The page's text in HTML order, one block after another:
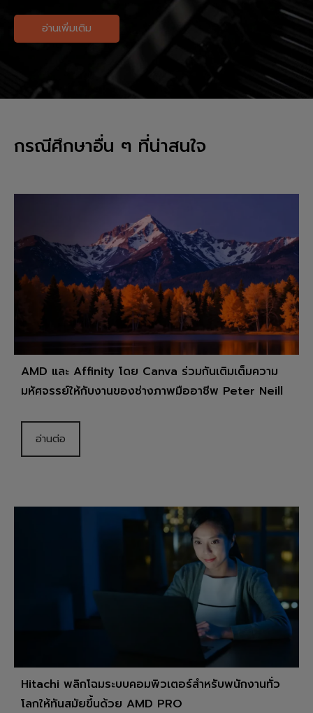
อ่านเพิ่มเติม
กรณีศึกษาอื่น ๆ ที่น่าสนใจ
AMD และ Affinity โดย Canva ร่วมกันเติมเต็มความ
มหัศจรรย์ให้กับงานของช่างภาพมืออาชีพ Peter Neill
อ่านต่อ
Hitachi พลิกโฉมระบบคอมพิวเตอร์สำหรับพนักงานทั่ว
โลกให้ทันสมัยขึ้นด้วย AMD PRO